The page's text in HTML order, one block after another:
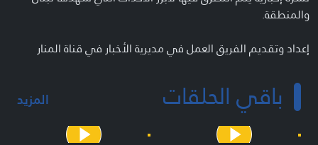
والمنطقة.
إعداد وتقديم الفريق العمل في مديرية الأخبار في قناة المنار
باقي الحلقات المزيد